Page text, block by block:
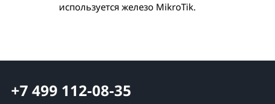
используется железо MikroTik.
+7 499 112-08-35